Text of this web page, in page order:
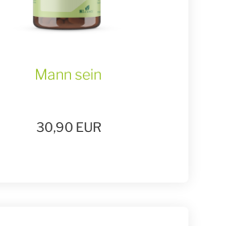
Mann sein
30,90 EUR